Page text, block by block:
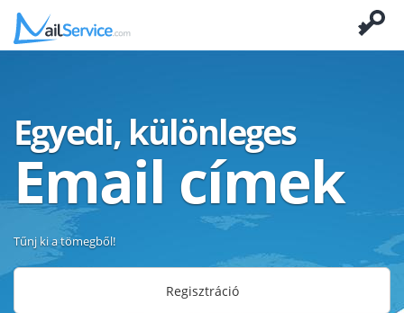
Egyedi, különleges
Email címek
Tűnj ki a tömegből!
Regisztráció